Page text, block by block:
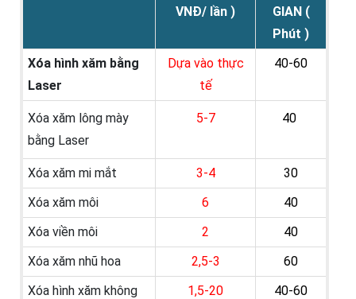
VNĐ/ lần )
GIAN (
Phút )
Xóa hình xăm bằng
Laser
Dựa vào thực
tế
40-60
Xóa xăm lông mày
bằng Laser
5-7 40
Xóa xăm mi mắt 3-4
30
Xóa xăm môi
6
40
Xóa viền môi
2
40
Xóa xăm nhũ hoa
2,5-3
60
Xóa hình xăm không
1,5-20 40-60